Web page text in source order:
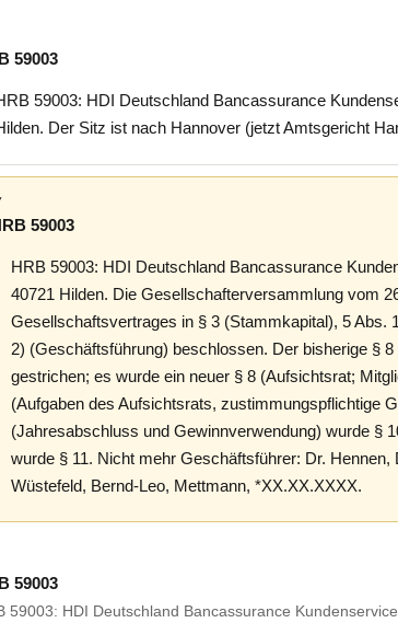
59003
59003: HDI Deutschland Bancassurance
Der Sitz ist nach Hannover (jetzt Amtsgericht
59003
HRB 59003: HDI Deutschland Bancassurance
40721 Hilden. Die Gesellschafterversammlung vom
Gesellschaftsvertrages in § 3 (Stammkapital), 5 Abs.
2) (Geschäftsführung) beschlossen. Der bisherige §
gestrichen; es wurde ein neuer § 8 (Aufsichtsrat;
(Aufgaben des Aufsichtsrats, zustimmungspflichtige
(Jahresabschluss und Gewinnverwendung) wurde §
wurde § 11. Nicht mehr Geschäftsführer: Dr.
Wüstefeld, Bernd-Leo, Mettmann, *XX.XX.XXXX.
59003
59003: HDI Deutschland Bancassurance